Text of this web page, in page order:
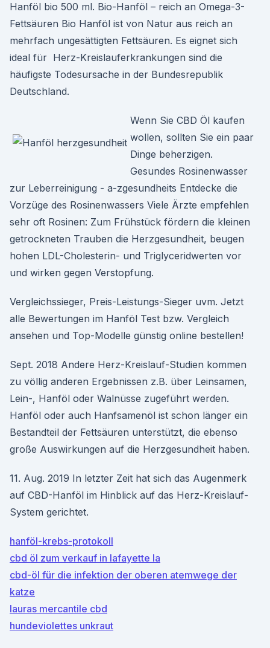
Hanföl bio 500 ml. Bio-Hanföl – reich an Omega-3-
Fettsäuren Bio Hanföl ist von Natur aus reich an
mehrfach ungesättigten Fettsäuren. Es eignet sich
ideal für Herz-Kreislauferkrankungen sind die
häufigste Todesursache in der Bundesrepublik
Deutschland.
Wenn Sie CBD Öl kaufen
wollen, sollten Sie ein paar
Dinge beherzigen.
Gesundes Rosinenwasser
zur Leberreinigung - a-zgesundheits Entdecke die
Vorzüge des Rosinenwassers Viele Ärzte empfehlen
sehr oft Rosinen: Zum Frühstück fördern die kleinen
getrockneten Trauben die Herzgesundheit, beugen
hohen LDL-Cholesterin- und Triglyceridwerten vor
und wirken gegen Verstopfung.
Vergleichssieger, Preis-Leistungs-Sieger uvm. Jetzt
alle Bewertungen im Hanföl Test bzw. Vergleich
ansehen und Top-Modelle günstig online bestellen!
Sept. 2018 Andere Herz-Kreislauf-Studien kommen
zu völlig anderen Ergebnissen z.B. über Leinsamen,
Lein-, Hanföl oder Walnüsse zugeführt werden.
Hanföl oder auch Hanfsamenöl ist schon länger ein
Bestandteil der Fettsäuren unterstützt, die ebenso
große Auswirkungen auf die Herzgesundheit haben.
11. Aug. 2019 In letzter Zeit hat sich das Augenmerk
auf CBD-Hanföl im Hinblick auf das Herz-Kreislauf-
System gerichtet.
hanföl-krebs-protokoll
cbd öl zum verkauf in lafayette la
cbd-öl für die infektion der oberen atemwege der
katze
lauras mercantile cbd
hundeviolettes unkraut